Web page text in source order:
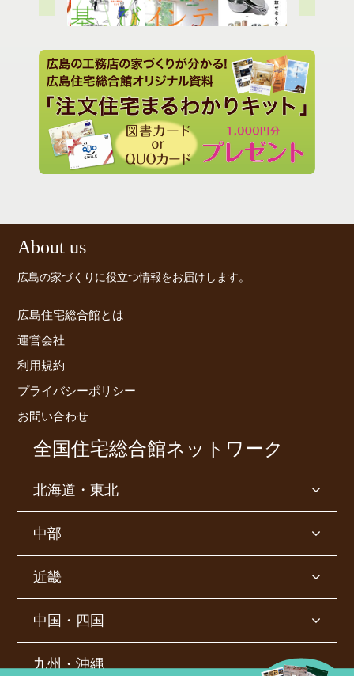
年収200万円からのマイ住まい選びの新基準
大人の素敵インテリア..
日用品の定番..
理術..
About us
広島の家づくりに役立つ情報をお届けします。
広島住宅総合館とは
運営会社
利用規約
プライバシーポリシー
お問い合わせ
全国住宅総合館ネットワーク
北海道・東北
中部
近畿
中国・四国
九州・沖縄